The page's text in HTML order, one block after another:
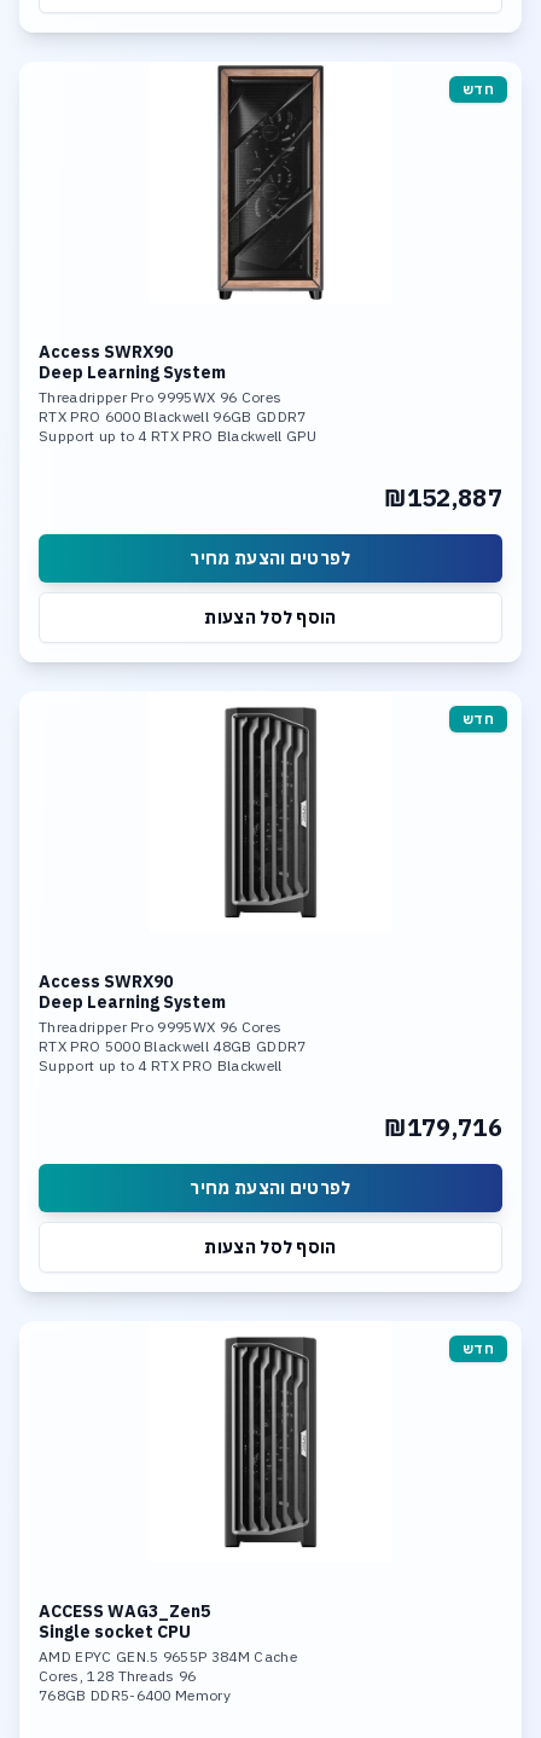
חדש
Access SWRX90
Deep Learning System
Threadripper Pro 9995WX 96 Cores
RTX PRO 6000 Blackwell 96GB GDDR7
Support up to 4 RTX PRO Blackwell GPU
Intel Dusl 10Gb LAN
₪152,887
לפרטים והצעת מחיר
הוסף לסל הצעות
חדש
Access SWRX90
Deep Learning System
Threadripper Pro 9995WX 96 Cores
RTX PRO 5000 Blackwell 48GB GDDR7
Support up to 4 RTX PRO Blackwell
₪179,716
לפרטים והצעת מחיר
הוסף לסל הצעות
חדש
ACCESS WAG3_Zen5
Single socket CPU
AMD EPYC GEN.5 9655P 384M Cache
96 Cores, 128 Threads
768GB DDR5-6400 Memory